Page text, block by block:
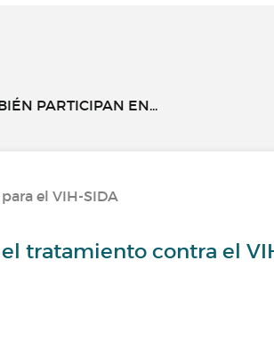
PARTICIPAN EN...
el VIH-SIDA
tratamiento contra el